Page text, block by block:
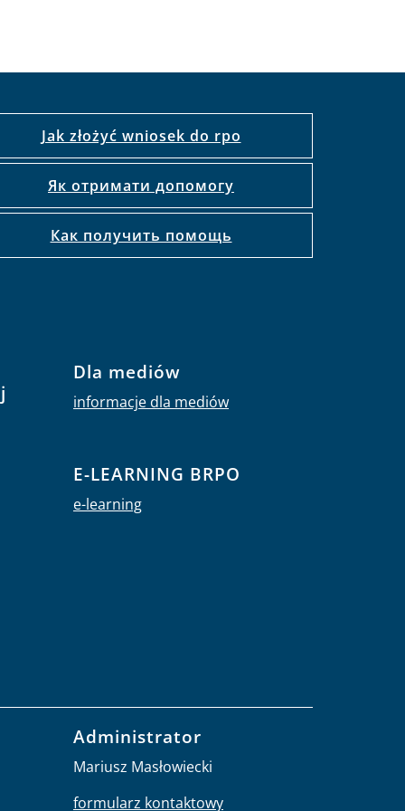
Jak złożyć wniosek do rpo
Як отримати допомогу
Как получить помощь
Dla mediów
informacje dla mediów
E-LEARNING BRPO
e-learning
Administrator
Mariusz Masłowiecki
formularz kontaktowy